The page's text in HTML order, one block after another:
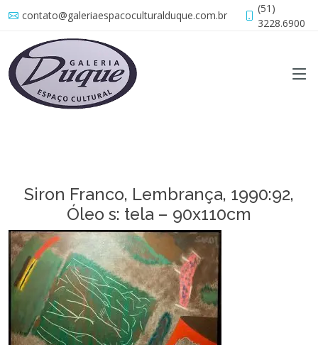
contato@galeriaespacoculturalduque.com.br
(51)
3228.6900
Siron Franco, Lembrança, 1990:92,
Óleo s: tela – 90x110cm